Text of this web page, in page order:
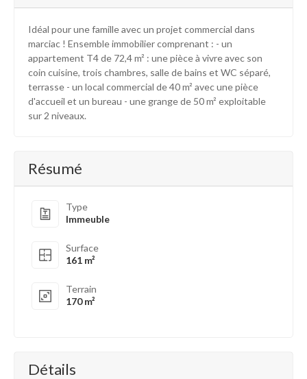
Idéal pour une famille avec un projet commercial dans
marciac ! Ensemble immobilier comprenant : - un
appartement T4 de 72,4 m² : une pièce à vivre avec son
coin cuisine, trois chambres, salle de bains et WC séparé,
terrasse - un local commercial de 40 m² avec une pièce
d'accueil et un bureau - une grange de 50 m² exploitable
sur 2 niveaux.
Résumé
Type
Immeuble
Surface
161 m²
Terrain
170 m²
Détails